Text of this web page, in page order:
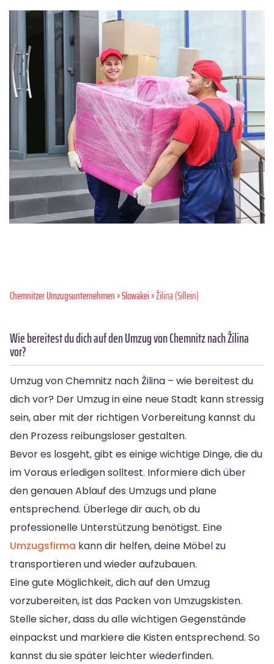
Chemnitzer Umzugsunternehmen»Slowakei» Žilina (Sillein)
Wie bereitest du dich auf den Umzug von Chemnitz nach Žilina
vor?
Umzug von Chemnitz nach Žilina – wie bereitest du
dich vor? Der Umzug in eine neue Stadt kann stressig
sein, aber mit der richtigen Vorbereitung kannst du
den Prozess reibungsloser gestalten.
Bevor es losgeht, gibt es einige wichtige Dinge, die du
im Voraus erledigen solltest. Informiere dich über
den genauen Ablauf des Umzugs und plane
entsprechend. Überlege dir auch, ob du
professionelle Unterstützung benötigst. Eine
Umzugsfirma kann dir helfen, deine Möbel zu
transportieren und wieder aufzubauen.
Eine gute Möglichkeit, dich auf den Umzug
vorzubereiten, ist das Packen von Umzugskisten.
Stelle sicher, dass du alle wichtigen Gegenstände
einpackst und markiere die Kisten entsprechend. So
kannst du sie später leichter wiederfinden.